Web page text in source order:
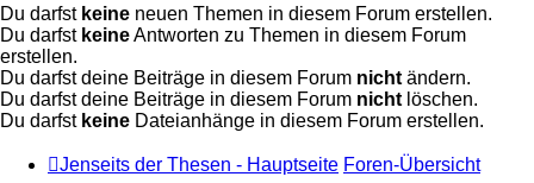
Du darfst keine neuen Themen in diesem Forum erstellen.
Du darfst keineAntworten zu Themen in diesem Forum
erstellen.
Du darfst deine Beiträge in diesem Forum nichtändern.
Du darfst deine Beiträge in diesem Forum nichtlöschen.
Du darfst keine Dateianhänge in diesem Forum erstellen.
Jenseits der Thesen - Hauptseite Foren-Übersicht